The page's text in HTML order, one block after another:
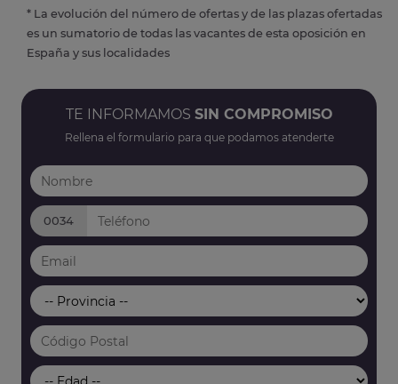
* La evolución del número de ofertas y de las plazas ofertadas
es un sumatorio de todas las vacantes de esta oposición en
España y sus localidades
TE INFORMAMOS SIN COMPROMISO
Rellena el formulario para que podamos atenderte
0034